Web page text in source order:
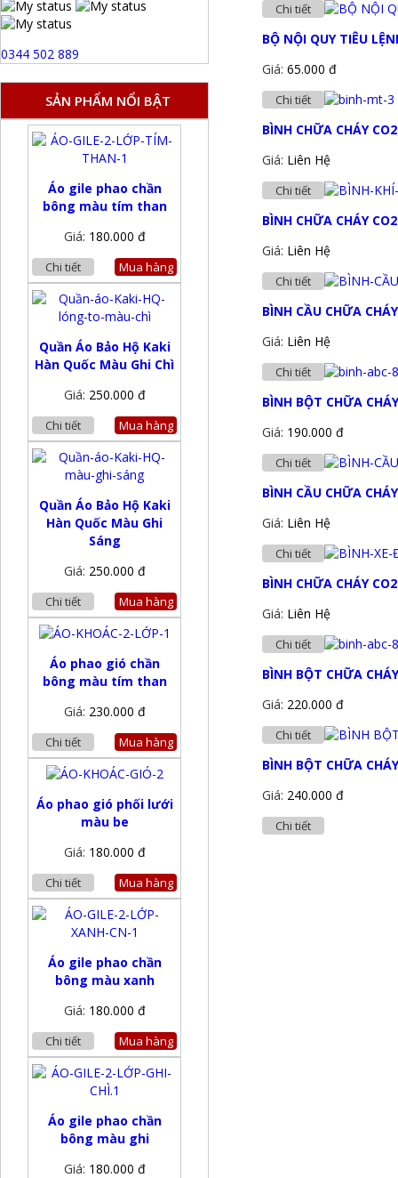
Chi tiết
BỘ NỘI QUY TIÊU
Giá: 65.000 đ
Chi tiết
BÌNH CHỮA CHÁY
Giá: Liên Hệ
Chi tiết
BÌNH CHỮA CHÁY
Giá: Liên Hệ
Chi tiết
BÌNH CẦU CHỮA
Giá: Liên Hệ
Chi tiết
BÌNH BỘT CHỮA
Giá: 190.000 đ
Chi tiết
BÌNH CẦU CHỮA
Giá: Liên Hệ
Chi tiết
BÌNH CHỮA CHÁY
Giá: Liên Hệ
Chi tiết
BÌNH BỘT CHỮA
Giá: 220.000 đ
Chi tiết
BÌNH BỘT CHỮA
Giá: 240.000 đ
Chi tiết
0344 502 889
SẢN PHẨM NỔI BẬT
Áo gile phao chần
bông màu tím than
Giá: 180.000 đ
Chi tiết Mua hàng
Quần Áo Bảo Hộ Kaki
Hàn Quốc Màu Ghi Chì
Giá: 250.000 đ
Chi tiết Mua hàng
Quần Áo Bảo Hộ Kaki
Hàn Quốc Màu Ghi
Sáng
Giá: 250.000 đ
Chi tiết Mua hàng
Áo phao gió chần
bông màu tím than
Giá: 230.000 đ
Chi tiết Mua hàng
Áo phao gió phối lưới
màu be
Giá: 180.000 đ
Chi tiết Mua hàng
Áo gile phao chần
bông màu xanh
Giá: 180.000 đ
Chi tiết Mua hàng
Áo gile phao chần
bông màu ghi
Giá: 180.000 đ